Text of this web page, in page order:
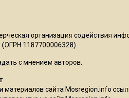
организация содействия
1187700006328).
с мнением авторов.
материалов сайта Mosregion.info